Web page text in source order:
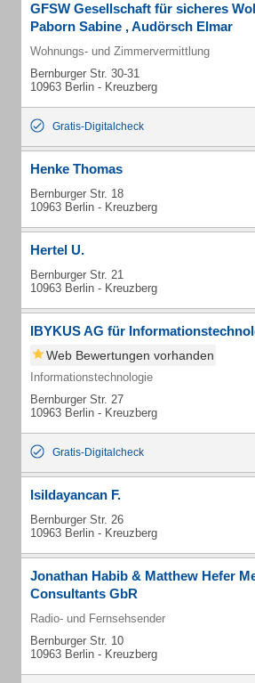
GFSW Gesellschaft für sicheres
Paborn Sabine , Audörsch Elmar
Wohnungs- und Zimmervermittlung
Bernburger Str. 30-31
10963 Berlin - Kreuzberg
Gratis-Digitalcheck
Henke Thomas
Bernburger Str. 18
10963 Berlin - Kreuzberg
Hertel U.
Bernburger Str. 21
10963 Berlin - Kreuzberg
IBYKUS AG für
Web Bewertungen vorhanden
Informationstechnologie
Bernburger Str. 27
10963 Berlin - Kreuzberg
Gratis-Digitalcheck
Isildayancan F.
Bernburger Str. 26
10963 Berlin - Kreuzberg
Jonathan Habib & Matthew Hefer
Consultants GbR
Radio- und Fernsehsender
Bernburger Str. 10
10963 Berlin - Kreuzberg